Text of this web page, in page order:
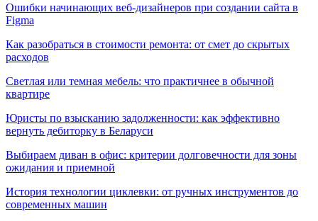
Ошибки начинающих веб-дизайнеров при создании сайта в
Figma
Как разобраться в стоимости ремонта: от смет до скрытых
расходов
Светлая или темная мебель: что практичнее в обычной
квартире
Юристы по взысканию задолженности: как эффективно
вернуть дебиторку в Беларуси
Выбираем диван в офис: критерии долговечности для зоны
ожидания и приемной
История технологии циклевки: от ручных инструментов до
современных машин